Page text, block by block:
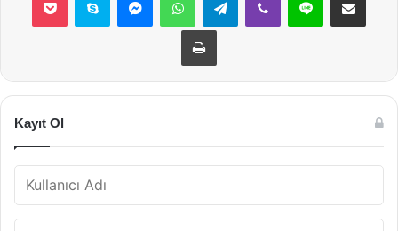
Yazdır
Kayıt Ol